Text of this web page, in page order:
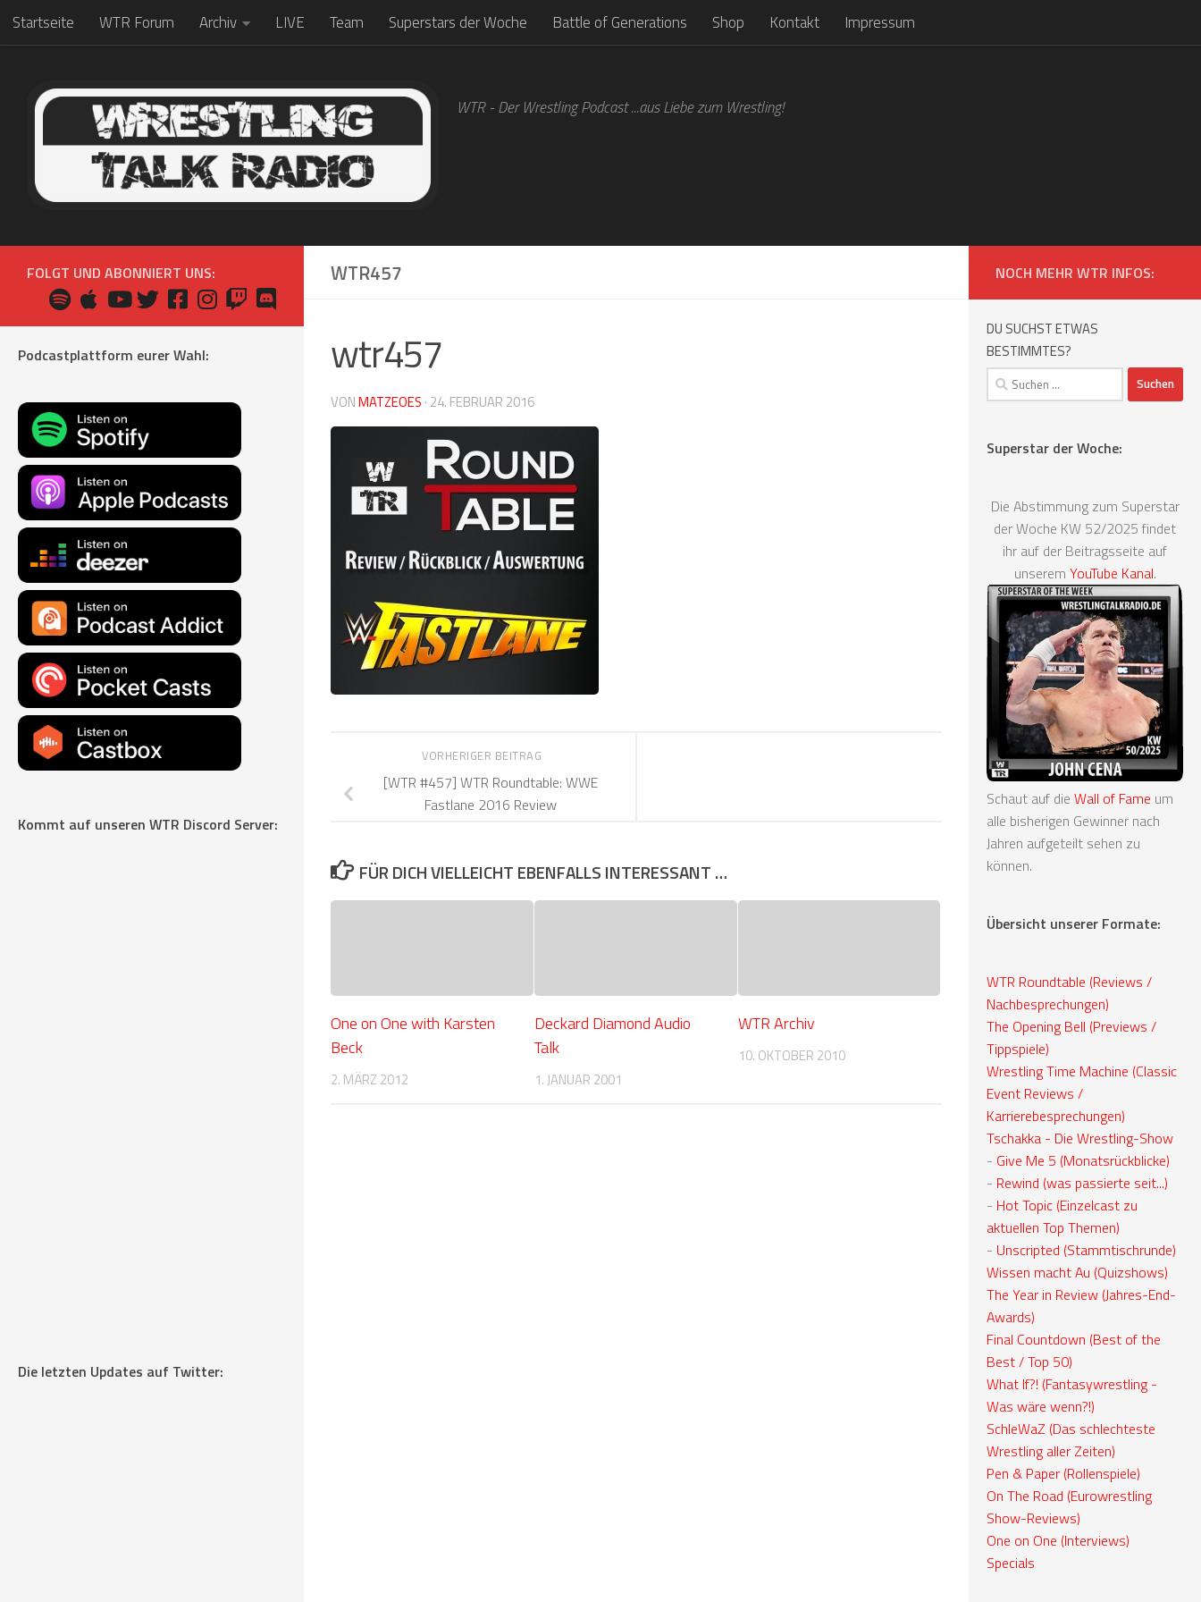
Zum Inhalt springen
Startseite WTR Forum Archiv LIVE Team Superstars der Woche Battle of Generations Shop Kontakt Impressum
WTR - Der Wrestling Podcast ...aus Liebe zum Wrestling!
WTR457
wtr457
VONMATZEOES · 24. FEBRUAR 2016
VORHERIGER BEITRAG
[WTR #457] WTR Roundtable: WWE
Fastlane 2016 Review
FÜR DICH VIELLEICHT EBENFALLS INTERESSANT …
One on One with Karsten
Beck
2. MÄRZ 2012
Deckard Diamond Audio
Talk
1. JANUAR 2001
WTR Archiv
10. OKTOBER 2010
FOLGT UND ABONNIERT UNS:
Podcastplattform eurer Wahl:
Kommt auf unseren WTR Discord Server:
Die letzten Updates auf Twitter:
NOCH MEHR WTR INFOS:
DU SUCHST ETWAS
BESTIMMTES?
Suchen
nach:
Superstar der Woche:
Die Abstimmung zum Superstar
der Woche KW 52/2025 findet
ihr auf der Beitragsseite auf
unserem YouTube Kanal.
Schaut auf die Wall of Fame um
alle bisherigen Gewinner nach
Jahren aufgeteilt sehen zu
können.
Übersicht unserer Formate:
WTR Roundtable (Reviews /
Nachbesprechungen)
The Opening Bell (Previews /
Tippspiele)
Wrestling Time Machine (Classic
Event Reviews /
Karrierebesprechungen)
Tschakka - Die Wrestling-Show
- Give Me 5 (Monatsrückblicke)
- Rewind (was passierte seit...)
- Hot Topic (Einzelcast zu
aktuellen Top Themen)
- Unscripted (Stammtischrunde)
Wissen macht Au (Quizshows)
The Year in Review (Jahres-End-
Awards)
Final Countdown (Best of the
Best / Top 50)
What If?! (Fantasywrestling -
Was wäre wenn?!)
SchleWaZ (Das schlechteste
Wrestling aller Zeiten)
Pen & Paper (Rollenspiele)
On The Road (Eurowrestling
Show-Reviews)
One on One (Interviews)
Specials